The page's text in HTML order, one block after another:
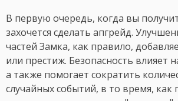
В первую очередь, когда вы
захочется сделать апгрейд.
частей Замка, как правило,
или престиж. Безопасность влияет
а также помогает сократить
случайных событий, в то время, как